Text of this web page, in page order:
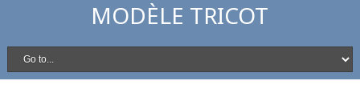
MODÈLE TRICOT